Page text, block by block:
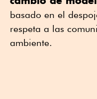
basado en el
respeta a las
ambiente.